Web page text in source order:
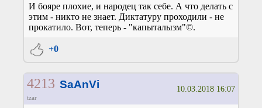
И бояре плохие, и народец так себе. А что делать с
этим - никто не знает. Диктатуру проходили - не
прокатило. Вот, теперь - "капыталызм"©.
+0
4213 SaAnVi
tzar
10.03.2018 16:07